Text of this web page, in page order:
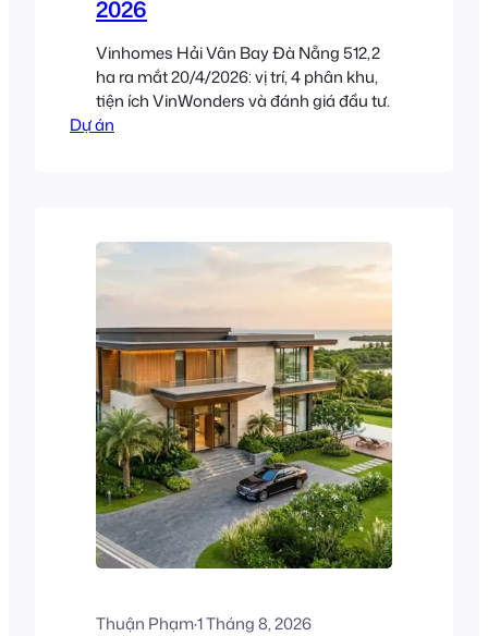
2026
Vinhomes Hải Vân Bay Đà Nẵng 512,2
ha ra mắt 20/4/2026: vị trí, 4 phân khu,
tiện ích VinWonders và đánh giá đầu tư.
Dự án
Thuận Phạm·1 Tháng 8, 2026